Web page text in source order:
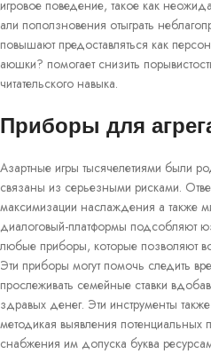
игровое поведение, такое как
али поползновения отыграть
повышают предоставляться как
аюшки? помогает снизить
читательского навыка.
Приборы для
Азартные игры тысячелетиями были
связаны из серьезными рисками.
максимизации наслаждения а также
диалоговый-платформы подсобляют
любые приборы, которые позволяют
Эти приборы могут помочь следить
прослеживать семейные ставки
здравых денег. Эти инструменты
методикая выявления
снабжения им допуска буква